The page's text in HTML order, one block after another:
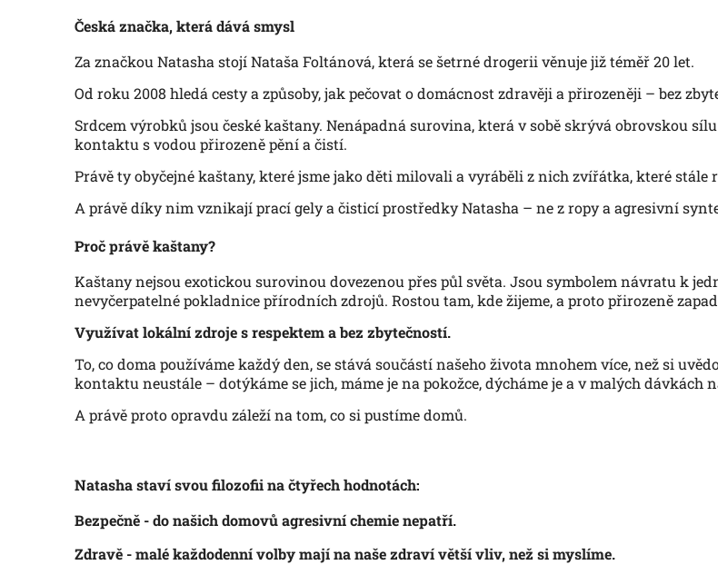
Česká značka, která dává smysl
Za značkou Natasha stojí Nataša Foltánová, která se šetrné drogerii věnuje již téměř 20 let.
Od roku 2008 hledá cesty a způsoby, jak pečovat o domácnost zdravěji a přirozeněji – bez
Srdcem výrobků jsou české kaštany. Nenápadná surovina, která v sobě skrývá obrovskou
kontaktu s vodou přirozeně pění a čistí.
Právě ty obyčejné kaštany, které jsme jako děti milovali a vyráběli z nich zvířátka, které stále
A právě díky nim vznikají prací gely a čisticí prostředky Natasha – ne z ropy a agresivní
Proč právě kaštany?
Kaštany nejsou exotickou surovinou dovezenou přes půl světa. Jsou symbolem návratu k
nevyčerpatelné pokladnice přírodních zdrojů. Rostou tam, kde žijeme, a proto přirozeně
Využívat lokální zdroje s respektem a bez zbytečností.
To, co doma používáme každý den, se stává součástí našeho života mnohem více, než si
kontaktu neustále – dotýkáme se jich, máme je na pokožce, dýcháme je a v malých dávkách
A právě proto opravdu záleží na tom, co si pustíme domů.
Natasha staví svou filozofii na čtyřech hodnotách:
Bezpečně - do našich domovů agresivní chemie nepatří.
Zdravě - malé každodenní volby mají na naše zdraví větší vliv, než si myslíme.